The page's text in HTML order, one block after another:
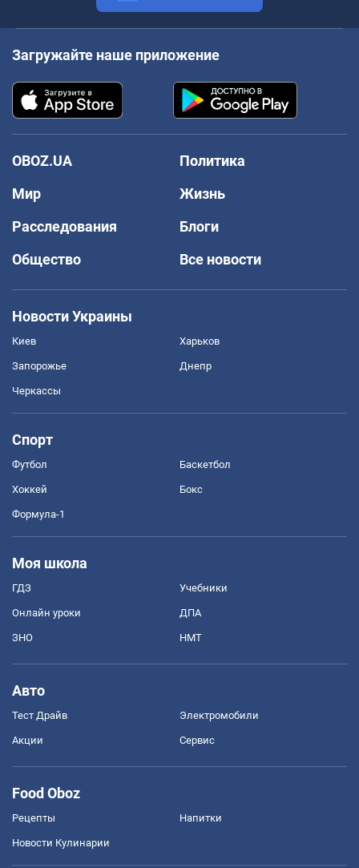
Загружайте наше приложение
OBOZ.UA
Политика
Мир
Жизнь
Расследования
Блоги
Общество
Все новости
Новости Украины
Киев Харьков
Запорожье Днепр
Черкассы
Спорт
Футбол Баскетбол
Хоккей Бокс
Формула-1
Моя школа
ГДЗ Учебники
Онлайн уроки ДПА
ЗНО НМТ
Авто
Тест Драйв Электромобили
Акции Сервис
Food Oboz
Рецепты Напитки
Новости Кулинарии